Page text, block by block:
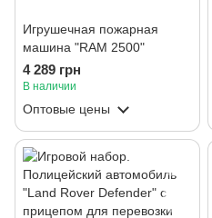
Игрушечная пожарная
машина "RAM 2500"
4 289 грн
В наличии
Оптовые цены